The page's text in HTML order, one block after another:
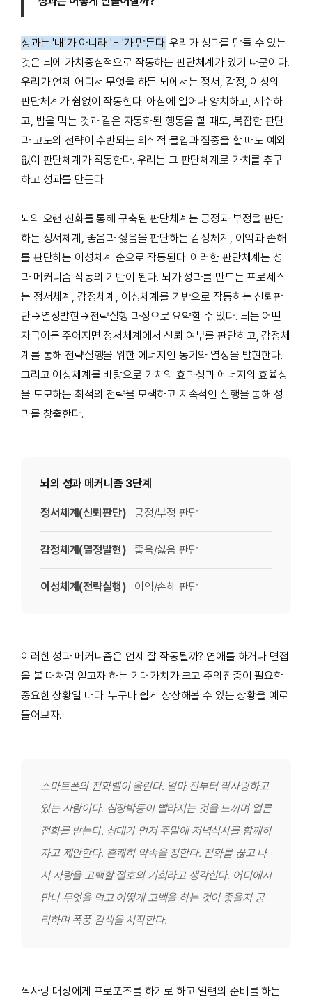
성과는 '내'가 아니라 '뇌'가 만든다. 우리가 성과를 만들 수 있는
것은 뇌에 가치중심적으로 작동하는 판단체계가 있기 때문이다.
우리가 언제 어디서 무엇을 하든 뇌에서는 정서, 감정, 이성의
판단체계가 쉼없이 작동한다. 아침에 일어나 양치하고, 세수하
고, 밥을 먹는 것과 같은 자동화된 행동을 할 때도, 복잡한 판단
과 고도의 전략이 수반되는 의식적 몰입과 집중을 할 때도 예외
없이 판단체계가 작동한다. 우리는 그 판단체계로 가치를 추구
하고 성과를 만든다.
뇌의 오랜 진화를 통해 구축된 판단체계는 긍정과 부정을 판단
하는 정서체계, 좋음과 싫음을 판단하는 감정체계, 이익과 손해
를 판단하는 이성체계 순으로 작동된다. 이러한 판단체계는 성
과 메커니즘 작동의 기반이 된다. 뇌가 성과를 만드는 프로세스
는 정서체계, 감정체계, 이성체계를 기반으로 작동하는 신뢰판
단→열정발현→전략실행 과정으로 요약할 수 있다. 뇌는 어떤
자극이든 주어지면 정서체계에서 신뢰 여부를 판단하고, 감정체
계를 통해 전략실행을 위한 에너지인 동기와 열정을 발현한다.
그리고 이성체계를 바탕으로 가치의 효과성과 에너지의 효율성
을 도모하는 최적의 전략을 모색하고 지속적인 실행을 통해 성
과를 창출한다.
뇌의 성과 메커니즘 3단계
정서체계(신뢰판단) 긍정/부정 판단
감정체계(열정발현) 좋음/싫음 판단
이성체계(전략실행) 이익/손해 판단
이러한 성과 메커니즘은 언제 잘 작동될까? 연애를 하거나 면접
을 볼 때처럼 얻고자 하는 기대가치가 크고 주의집중이 필요한
중요한 상황일 때다. 누구나 쉽게 상상해볼 수 있는 상황을 예로
들어보자.
스마트폰의 전화벨이 울린다. 얼마 전부터 짝사랑하고
있는 사람이다. 심장박동이 빨라지는 것을 느끼며 얼른
전화를 받는다. 상대가 먼저 주말에 저녁식사를 함께하
자고 제안한다. 흔쾌히 약속을 정한다. 전화를 끊고 나
서 사랑을 고백할 절호의 기회라고 생각한다. 어디에서
만나 무엇을 먹고 어떻게 고백을 하는 것이 좋을지 궁
리하며 폭풍 검색을 시작한다.
짝사랑 대상에게 프로포즈를 하기로 하고 일련의 준비를 하는